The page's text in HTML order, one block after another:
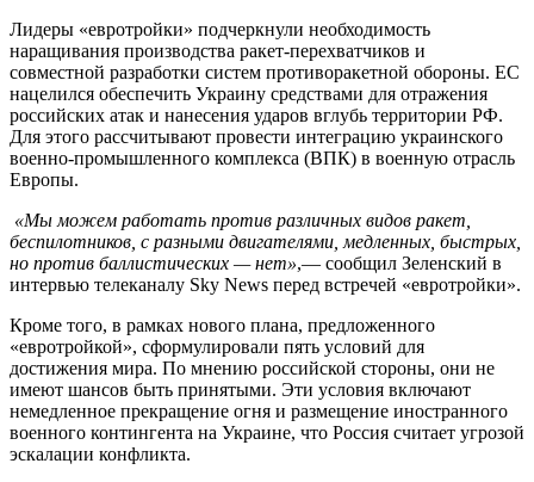
Лидеры «евротройки» подчеркнули необходимость
наращивания производства ракет-перехватчиков и
совместной разработки систем противоракетной обороны. ЕС
нацелился обеспечить Украину средствами для отражения
российских атак и нанесения ударов вглубь территории РФ.
Для этого рассчитывают провести интеграцию украинского
военно-промышленного комплекса (ВПК) в военную отрасль
Европы.
«Мы можем работать против различных видов ракет,
беспилотников, с разными двигателями, медленных, быстрых,
но против баллистических — нет»,— сообщил Зеленский в
интервью телеканалу Sky News перед встречей «евротройки».
Кроме того, в рамках нового плана, предложенного
«евротройкой», сформулировали пять условий для
достижения мира. По мнению российской стороны, они не
имеют шансов быть принятыми. Эти условия включают
немедленное прекращение огня и размещение иностранного
военного контингента на Украине, что Россия считает угрозой
эскалации конфликта.